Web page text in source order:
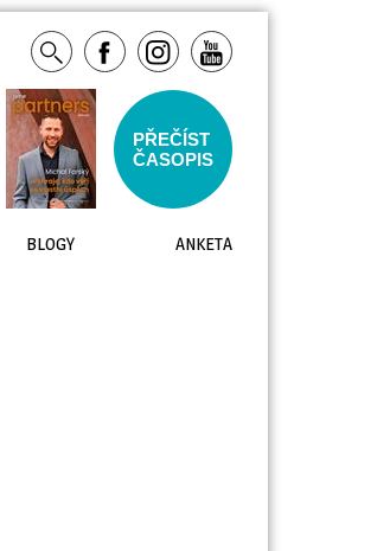
PŘEČÍST
ČASOPIS
BLOGY ANKETA